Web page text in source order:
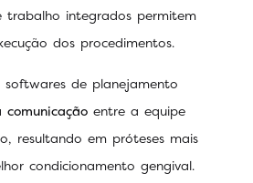
trabalho integrados permitem
dos procedimentos.
softwares de planejamento
entre a equipe
resultando em próteses mais
condicionamento gengival.